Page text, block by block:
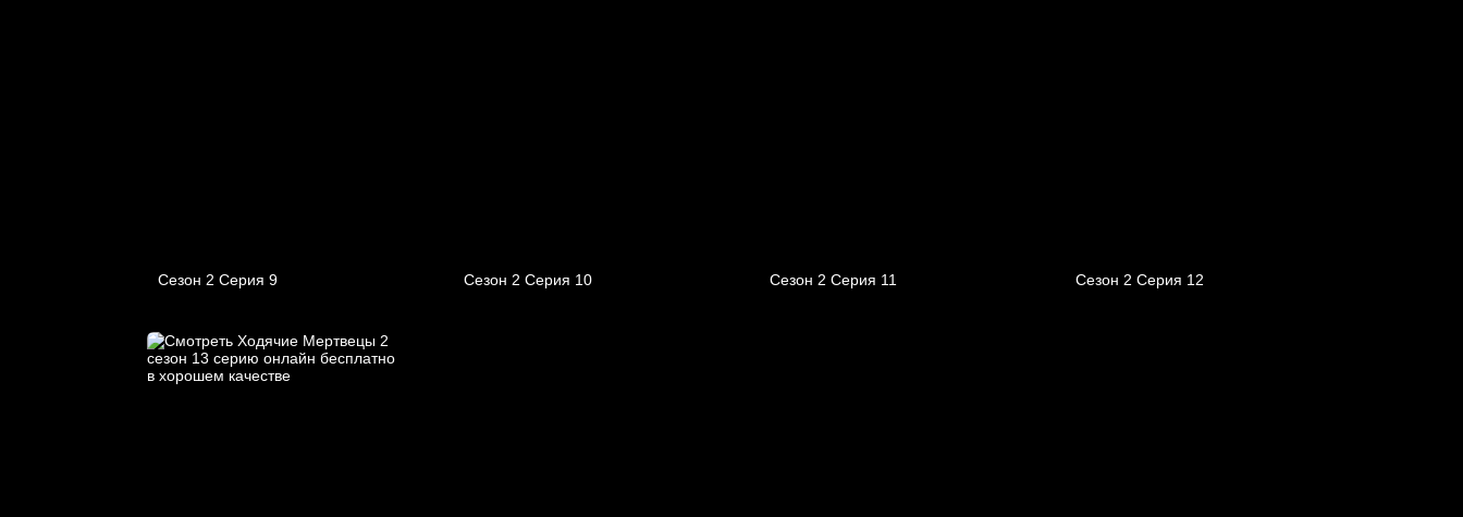
Сезон 2 Серия 9 Сезон 2 Серия 10 Сезон 2 Серия 11 Сезон 2 Серия 12